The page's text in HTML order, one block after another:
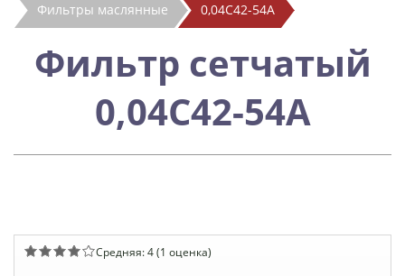
Фильтры маслянные 0,04С42-54А
Фильтр сетчатый
0,04С42-54А
Средняя:4(1 оценка)